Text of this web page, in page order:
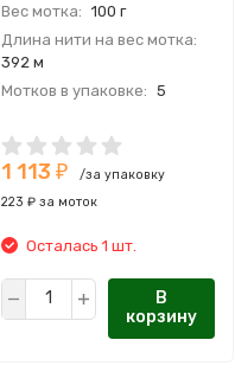
Вес мотка: 100 г
Длина нити на вес мотка:
392 м
Мотков в упаковке: 5
Производитель:
СЕМЕНОВСКАЯ ПРЯЖА
1 113 ₽
/за упаковку
223 ₽ за моток
Осталась 1 шт.
В
корзину